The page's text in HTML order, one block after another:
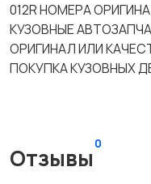
012R НОМЕРА
КУЗОВНЫЕ
ОРИГИНАЛ ИЛИ
ПОКУПКА КУЗОВНЫХ
Отзывы
0